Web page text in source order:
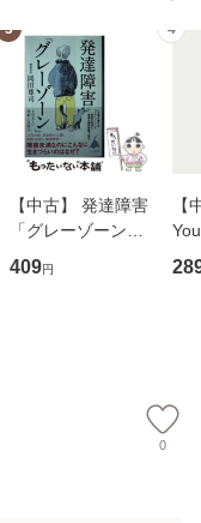
3
【中古】 発達障害
「グレーゾーン」
その正しい理解と
克服法 (SB新書 57
409円
4
【
のが
0